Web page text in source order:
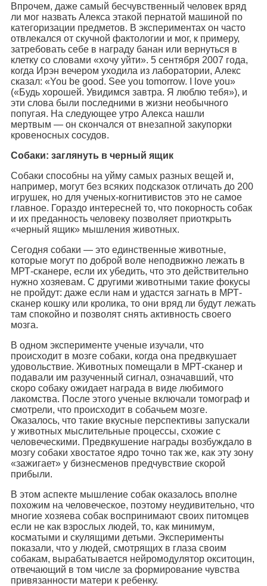
Впрочем, даже самый бесчувственный человек вряд
ли мог назвать Алекса этакой пернатой машиной по
категоризации предметов. В экспериментах он часто
отвлекался от скучной фактологии и мог, к примеру,
затребовать себе в награду банан или вернуться в
клетку со словами «хочу уйти». 5 сентября 2007 года,
когда Ирэн вечером уходила из лаборатории, Алекс
сказал: «You be good. See you tomorrow. I love you»
(«Будь хорошей. Увидимся завтра. Я люблю тебя»), и
эти слова были последними в жизни необычного
попугая. На следующее утро Алекса нашли
мертвым — он скончался от внезапной закупорки
кровеносных сосудов.
Собаки: заглянуть в черный ящик
Собаки способны на уйму самых разных вещей и,
например, могут без всяких подсказок отличать до 200
игрушек, но для ученых-когнитивистов это не самое
главное. Гораздо интересней то, что покорность собак
и их преданность человеку позволяет приоткрыть
«черный ящик» мышления животных.
Сегодня собаки — это единственные животные,
которые могут по доброй воле неподвижно лежать в
МРТ-сканере, если их убедить, что это действительно
нужно хозяевам. С другими животными такие фокусы
не пройдут: даже если нам и удастся загнать в МРТ-
сканер кошку или кролика, то они вряд ли будут лежать
там спокойно и позволят снять активность своего
мозга.
В одном эксперименте ученые изучали, что
происходит в мозге собаки, когда она предвкушает
удовольствие. Животных помещали в МРТ-сканер и
подавали им разученный сигнал, означавший, что
скоро собаку ожидает награда в виде любимого
лакомства. После этого ученые включали томограф и
смотрели, что происходит в собачьем мозге.
Оказалось, что такие вкусные перспективы запускали
у животных мыслительные процессы, схожие с
человеческими. Предвкушение награды возбуждало в
мозгу собаки хвостатое ядро точно так же, как эту зону
«зажигает» у бизнесменов предчувствие скорой
прибыли.
В этом аспекте мышление собак оказалось вполне
похожим на человеческое, поэтому неудивительно, что
многие хозяева собак воспринимают своих питомцев
если не как взрослых людей, то, как минимум,
косматыми и скулящими детьми. Эксперименты
показали, что у людей, смотрящих в глаза своим
собакам, вырабатывается нейромодулятор окситоцин,
отвечающий в том числе за формирование чувства
привязанности матери к ребенку.